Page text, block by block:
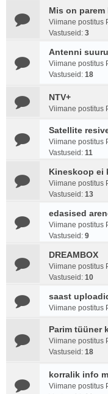
Mis on
Viimane postitus
Vastuseid: 3
Antenni
Viimane postitus
Vastuseid: 18
NTV+
Viimane postitus
Satellite
Viimane postitus
Vastuseid: 11
Kineskoop ei
Viimane postitus
Vastuseid: 13
edasised
Viimane postitus
Vastuseid: 9
DREAMBOX
Viimane postitus
Vastuseid: 10
saast
Viimane postitus
Parim tüüner
Viimane postitus
Vastuseid: 18
korralik info
Viimane postitus